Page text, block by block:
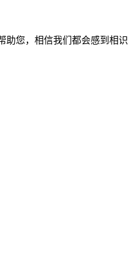
助您，相信我们都会感到相